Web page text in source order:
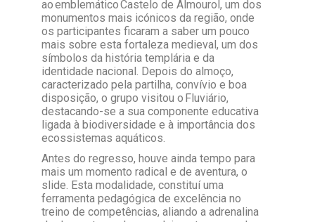
ao emblemático Castelo de Almourol, um dos
monumentos mais icónicos da região, onde
os participantes ficaram a saber um pouco
mais sobre esta fortaleza medieval, um dos
símbolos da história templária e da
identidade nacional. Depois do almoço,
caracterizado pela partilha, convívio e boa
disposição, o grupo visitou o Fluviário,
destacando-se a sua componente educativa
ligada à biodiversidade e à importância dos
ecossistemas aquáticos.
Antes do regresso, houve ainda tempo para
mais um momento radical e de aventura, o
slide. Esta modalidade, constituí uma
ferramenta pedagógica de excelência no
treino de competências, aliando a adrenalina